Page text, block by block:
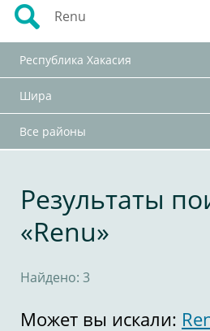
Республика Хакасия
Шира
Все районы
Результаты
«Renu»
Найдено: 3
Может вы искали: